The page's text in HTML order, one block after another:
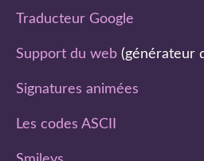
Traducteur Google
Support du web (générateur
Signatures animées
Les codes ASCII